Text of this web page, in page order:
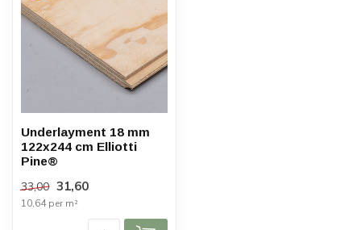
Underlayment 18 mm
122x244 cm Elliotti
Pine®
33,00 31,60
10,64 per m²